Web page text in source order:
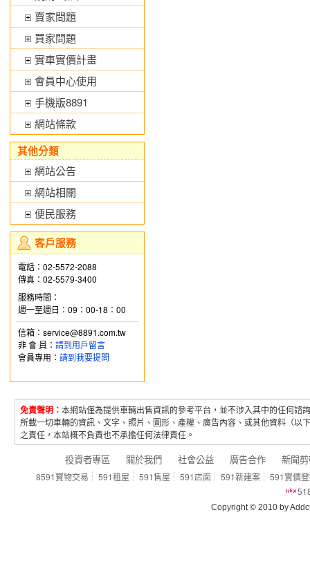
賣家問題
買家問題
實車實價計畫
會員中心使用
手機版8891
網站條款
其他分類
網站公告
網站相關
便民服務
客戶服務
電話：02-5572-2088
傳真：02-5579-3400
服務時間：
週一至週日：09：00-18：00
信箱：service@8891.com.tw
非 會 員： 請到用戶留言
會員專用： 請到我要提問
免責聲明： 本網站僅為提供車輛出售資訊的參考平台，並不涉入其中的任何
所載一切車輛的資訊、文字、照片、圖形、產權、廣告內容、或其他資料（
之責任，本站概不負責也不承擔任何法律責任。
投資者專區 關於我們 社會公益 廣告合作 新聞
8591寶物交易 591租屋 591售屋 591店面 591新建案
591實價
Copyright © 2010 by